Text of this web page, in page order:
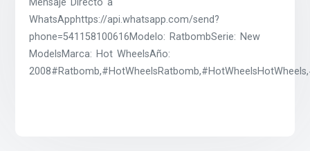
Mensaje Directo a
WhatsApphttps://api.whatsapp.com/send?
phone=541158100616Modelo: RatbombSerie: New
ModelsMarca: Hot WheelsAño: